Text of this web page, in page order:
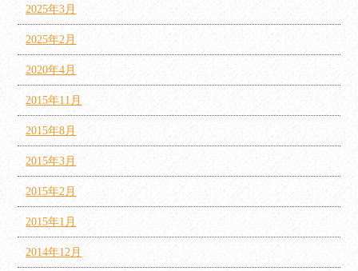
2025年3月
2025年2月
2020年4月
2015年11月
2015年8月
2015年3月
2015年2月
2015年1月
2014年12月